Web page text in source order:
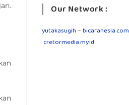
Our Network :
yutakasugih–bicaranesia.com
cretormedia.my.id